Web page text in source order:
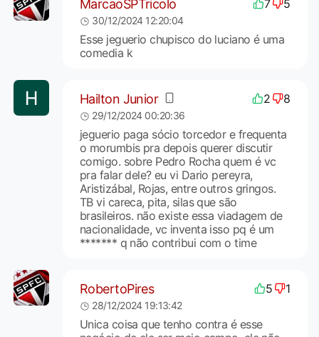
MarcaoSPTricolo 7 5
30/12/2024 12:20:04
Esse jeguerio chupisco do luciano é uma
comedia k
Hailton Junior 2 8
29/12/2024 00:20:36
jeguerio paga sócio torcedor e frequenta
o morumbis pra depois querer discutir
comigo. sobre Pedro Rocha quem é vc
pra falar dele? eu vi Dario pereyra,
Aristizábal, Rojas, entre outros gringos.
TB vi careca, pita, silas que são
brasileiros. não existe essa viadagem de
nacionalidade, vc inventa isso pq é um
******* q não contribui com o time
RobertoPires 5 1
28/12/2024 19:13:42
Unica coisa que tenho contra é esse